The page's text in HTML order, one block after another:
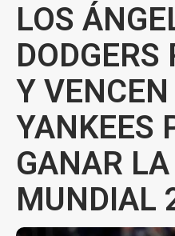
LOS
Y
YANKEES
GANAR
MUNDIAL